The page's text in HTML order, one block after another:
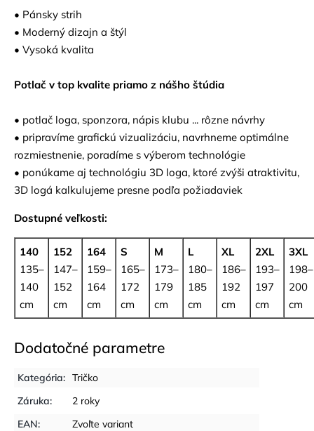
• Pánsky strih
• Moderný dizajn a štýl
• Vysoká kvalita
Potlač v top kvalite priamo z nášho štúdia
• potlač loga, sponzora, nápis klubu ... rôzne návrhy
• pripravíme grafickú vizualizáciu, navrhneme optimálne
rozmiestnenie, poradíme s výberom technológie
• ponúkame aj technológiu 3D loga, ktoré zvýši atraktivitu,
3D logá kalkulujeme presne podľa požiadaviek
Dostupné veľkosti:
140
135–
140
cm
152
147–
152
cm
164
159–
164
cm
S
165–
172
cm
M
173–
179
cm
L
180–
185
cm
XL
186–
192
cm
2XL
193–
197
cm
3XL
198–
200
cm
Dodatočné parametre
Kategória: Tričko
Záruka:
2 roky
EAN:
Zvoľte variant